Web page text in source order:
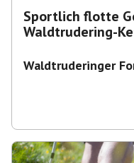
Sportlich flotte
Waldtrudering-
Waldtruderinger